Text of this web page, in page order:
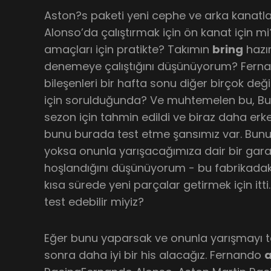
Aston?s paketi yeni cephe ve arka
Alonso’da çalıştırmak için ön kanat için
amaçları için pratikte? Takımın bring
denemeye çalıştığını düşünüyorum?
bileşenleri bir hafta sonu diğer birçok
için sorulduğunda? Ve muhtemelen bu,
sezon için tahmin edildi ve biraz daha
bunu burada test etme şansımız var.
yoksa onunla yarışacağımıza dair bir
hoşlandığını düşünüyorum - bu
kısa sürede yeni parçalar getirmek için
test edebilir miyiz?
Eğer bunu yaparsak ve onunla
sonra daha iyi bir his alacağız. Fernando